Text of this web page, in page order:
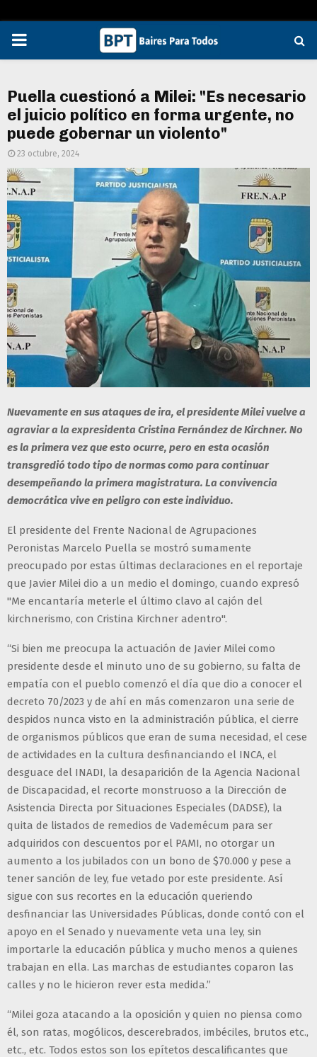
PRIMARY
Puella cuestionó a Milei: "Es necesario
el juicio político en forma urgente, no
puede gobernar un violento"
23 octubre, 2024
Nuevamente en sus ataques de ira, el presidente Milei vuelve a
agraviar a la expresidenta Cristina Fernández de Kirchner. No
es la primera vez que esto ocurre, pero en esta ocasión
transgredió todo tipo de normas como para continuar
desempeñando la primera magistratura. La convivencia
democrática vive en peligro con este individuo.
El presidente del Frente Nacional de Agrupaciones
Peronistas Marcelo Puella se mostró sumamente
preocupado por estas últimas declaraciones en el reportaje
que Javier Milei dio a un medio el domingo, cuando expresó
"Me encantaría meterle el último clavo al cajón del
kirchnerismo, con Cristina Kirchner adentro".
“Si bien me preocupa la actuación de Javier Milei como
presidente desde el minuto uno de su gobierno, su falta de
empatía con el pueblo comenzó el día que dio a conocer el
decreto 70/2023 y de ahí en más comenzaron una serie de
despidos nunca visto en la administración pública, el cierre
de organismos públicos que eran de suma necesidad, el cese
de actividades en la cultura desfinanciando el INCA, el
desguace del INADI, la desaparición de la Agencia Nacional
de Discapacidad, el recorte monstruoso a la Dirección de
Asistencia Directa por Situaciones Especiales (DADSE), la
quita de listados de remedios de Vademécum para ser
adquiridos con descuentos por el PAMI, no otorgar un
aumento a los jubilados con un bono de $70.000 y pese a
tener sanción de ley, fue vetado por este presidente. Así
sigue con sus recortes en la educación queriendo
desfinanciar las Universidades Públicas, donde contó con el
apoyo en el Senado y nuevamente veta una ley, sin
importarle la educación pública y mucho menos a quienes
trabajan en ella. Las marchas de estudiantes coparon las
calles y no le hicieron rever esta medida.”
“Milei goza atacando a la oposición y quien no piensa como
él, son ratas, mogólicos, descerebrados, imbéciles, brutos etc.,
etc., etc. Todos estos son los epítetos descalificantes que